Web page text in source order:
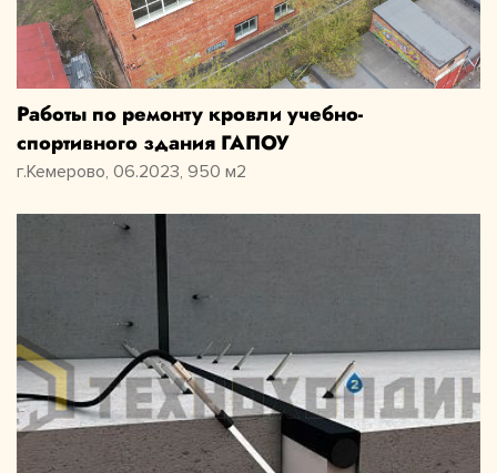
Работы по ремонту кровли учебно-
спортивного здания ГАПОУ
г.Кемерово, 06.2023, 950 м2